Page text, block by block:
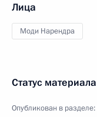
Лица
Моди Нарендра
Статус материала
Опубликован в разделе: